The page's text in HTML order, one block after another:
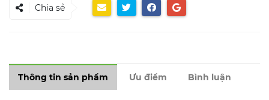
Chia sẻ
Thông tin sản phẩm Ưu điểm Bình luận